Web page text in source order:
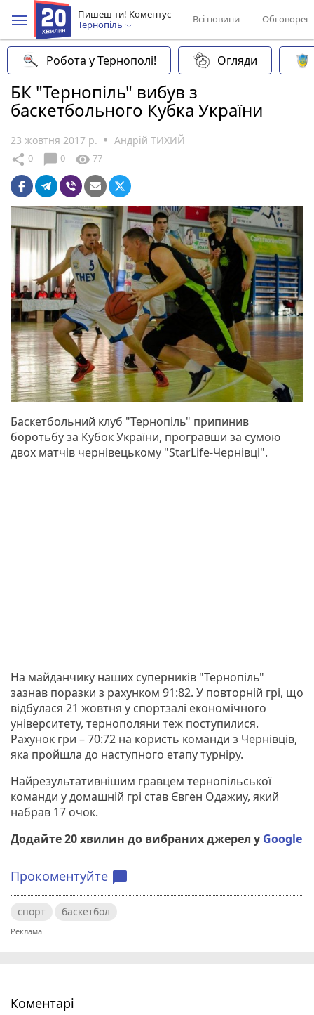
Пишеш ти! Коментує
Тернопіль
Всі новини
Робота у Тернополі! Огляди
БК "Тернопіль" вибув з
баскетбольного Кубка України
23 жовтня 2017 р. Андрій ТИХИЙ
share 0 chat_bubble 0 visibility 77
Баскетбольний клуб "Тернопіль" припинив
боротьбу за Кубок України, програвши за сумою
двох матчів чернівецькому "StarLife-Чернівці".
На майданчику наших суперників "Тернопіль"
зазнав поразки з рахунком 91:82. У повторній грі, що
відбулася 21 жовтня у спортзалі економічного
університету, тернополяни теж поступилися.
Рахунок гри – 70:72 на користь команди з Чернівців,
яка пройшла до наступного етапу турніру.
Найрезультативнішим гравцем тернопільської
команди у домашній грі став Євген Одажиу, який
набрав 17 очок.
Додайте 20 хвилин до вибраних джерел у Google
Прокоментуйте chat_bubble
спорт баскетбол
Коментарі